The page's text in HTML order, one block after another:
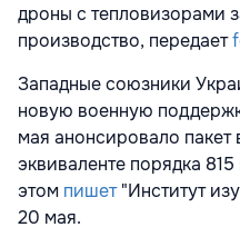
дроны с тепловизорами
производство, передает
Западные союзники
новую военную
мая анонсировало
эквиваленте порядка
этом пишет "Институт
20 мая.